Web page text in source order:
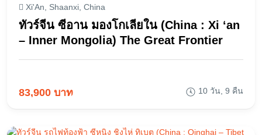
Xi'An, Shaanxi, China
ทัวร์จีน ซีอาน มองโกเลียใน (China : Xi ‘an
– Inner Mongolia) The Great Frontier
83,900 บาท 10 วัน, 9 คืน